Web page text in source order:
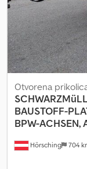
Hörsching 704
Otvorena
BAUSTOFF-
BPW-ACHSEN,